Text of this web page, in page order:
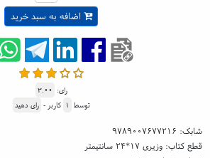
اضافه به سبد خرید
رای: ۳.۰۰
توسط ۱ کاربر - رای دهید
شابک: ۹۷۸۹۰۰۷۶۷۷۲۱۶
قطع کتاب: وزیری ۱۷*۲۴ سانتیمتر